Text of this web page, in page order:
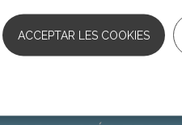
vol. 38 n. 6
fulltext/2023/11000/
ACCEPTAR LES COOKIES